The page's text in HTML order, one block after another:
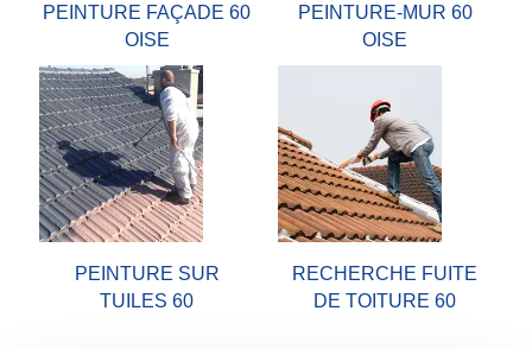
PEINTURE FAÇADE 60
OISE
PEINTURE-MUR 60
OISE
PEINTURE SUR
TUILES 60
RECHERCHE FUITE
DE TOITURE 60